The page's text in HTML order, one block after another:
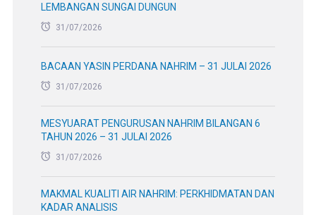
LEMBANGAN SUNGAI DUNGUN
31/07/2026
BACAAN YASIN PERDANA NAHRIM – 31 JULAI 2026
31/07/2026
MESYUARAT PENGURUSAN NAHRIM BILANGAN 6
TAHUN 2026 – 31 JULAI 2026
31/07/2026
MAKMAL KUALITI AIR NAHRIM: PERKHIDMATAN DAN
KADAR ANALISIS